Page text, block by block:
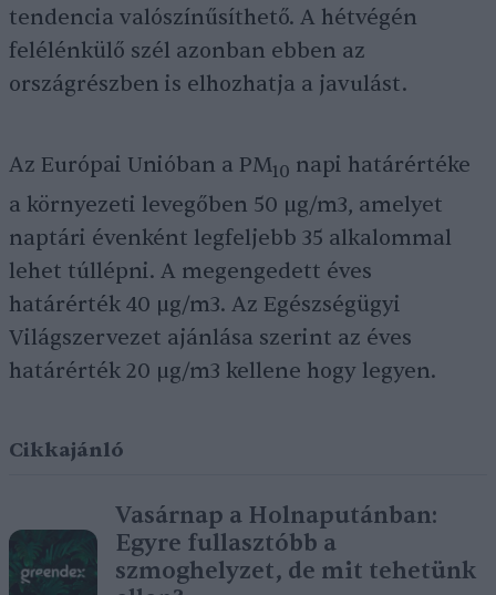
tendencia valószínűsíthető. A hétvégén
felélénkülő szél azonban ebben az
országrészben is elhozhatja a javulást.
Az Európai Unióban a PM10 napi határértéke
a környezeti levegőben 50 µg/m3, amelyet
naptári évenként legfeljebb 35 alkalommal
lehet túllépni. A megengedett éves
határérték 40 µg/m3. Az Egészségügyi
Világszervezet ajánlása szerint az éves
határérték 20 µg/m3 kellene hogy legyen.
Cikkajánló
Vasárnap a Holnaputánban:
Egyre fullasztóbb a
szmoghelyzet, de mit tehetünk